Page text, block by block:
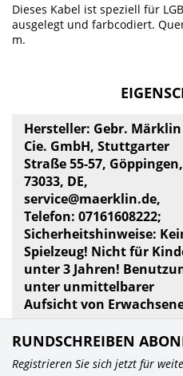
Dieses Kabel ist speziell für
ausgelegt und farbcodiert.
m.
Hersteller: Gebr.
Cie. GmbH, Stuttgarter
Straße 55-57, Göppingen,
73033, DE,
service@maerklin.de,
Telefon: 07161608222;
Sicherheitshinweise:
Spielzeug! Nicht für
unter 3 Jahren!
unter unmittelbarer
Aufsicht von
RUNDSCHREIBEN
Registrieren Sie sich jetzt für